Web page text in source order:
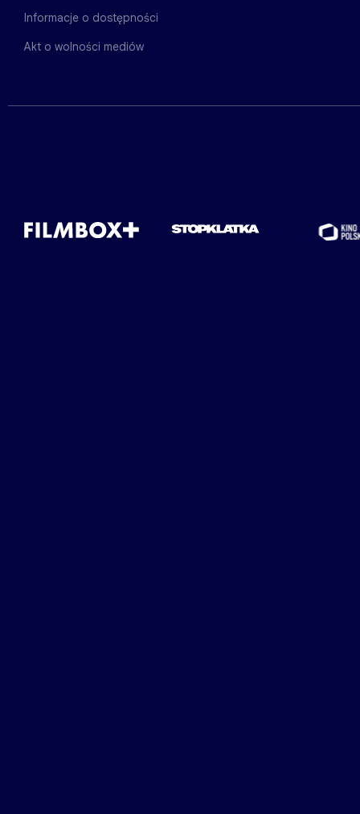
Informacje o dostępności
Akt o wolności mediów